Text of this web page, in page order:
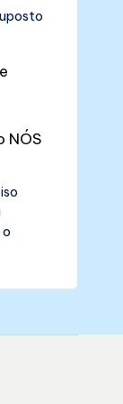
NÓS